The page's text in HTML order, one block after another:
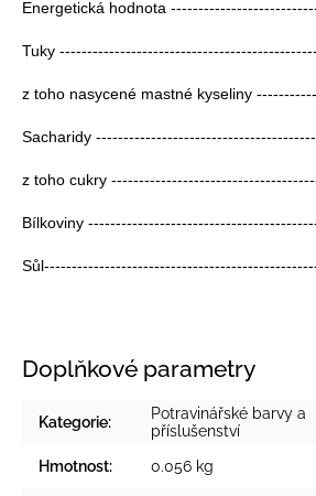
Energetická hodnota
Tuky
z toho nasycené mastné kyseliny
Sacharidy
z toho cukry
Bílkoviny
Doplňkové parametry
Kategorie:
Potravinářské barvy a
příslušenství
Hmotnost: 0.056 kg